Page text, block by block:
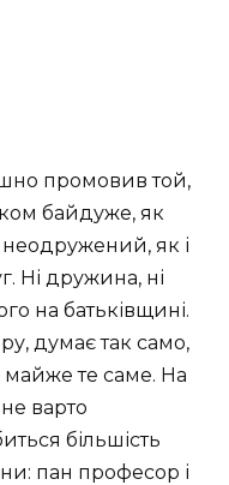
промовив той,
байдуже, як
як і
Ні дружина, ні
на батьківщині.
думає так само,
майже те саме. На
варто
більшість
пан професор і